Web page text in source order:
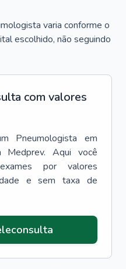
varia conforme o
escolhido, não seguindo
com valores
Pneumologista
em
Aqui você
por valores
e sem taxa de